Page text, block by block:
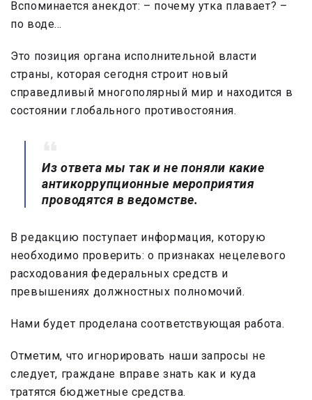
Вспоминается анекдот: – почему утка плавает? –
по воде…
Это позиция органа исполнительной власти
страны, которая сегодня строит новый
справедливый многополярный мир и находится в
состоянии глобального противостояния.
Из ответа мы так и не поняли какие
антикоррупционные мероприятия
проводятся в ведомстве.
В редакцию поступает информация, которую
необходимо проверить: о признаках нецелевого
расходования федеральных средств и
превышениях должностных полномочий.
Нами будет проделана соответствующая работа.
Отметим, что игнорировать наши запросы не
следует, граждане вправе знать как и куда
тратятся бюджетные средства.